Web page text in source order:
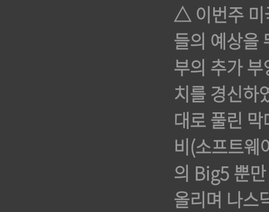
△ 이번주 미
들의 예상을
부의 추가
치를 경신하
대로 풀린
비(소프트웨
의 Big5 뿐
올리며 나스